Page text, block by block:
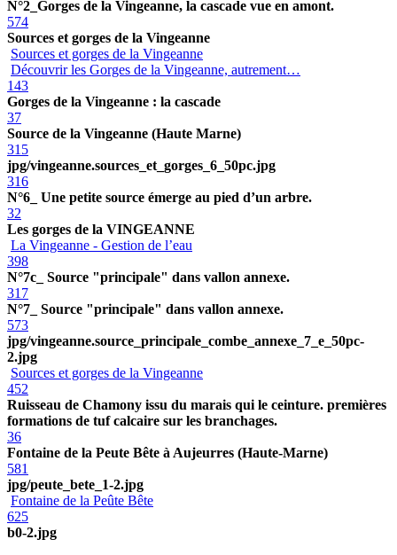
N°2_Gorges de la Vingeanne, la cascade vue en amont.
574
Sources et gorges de la Vingeanne
Sources et gorges de la Vingeanne
Découvrir les Gorges de la Vingeanne, autrement…
143
Gorges de la Vingeanne : la cascade
37
Source de la Vingeanne (Haute Marne)
315
jpg/vingeanne.sources_et_gorges_6_50pc.jpg
316
N°6_ Une petite source émerge au pied d’un arbre.
32
Les gorges de la VINGEANNE
La Vingeanne - Gestion de l’eau
398
N°7c_ Source "principale" dans vallon annexe.
317
N°7_ Source "principale" dans vallon annexe.
573
jpg/vingeanne.source_principale_combe_annexe_7_e_50pc-
2.jpg
Sources et gorges de la Vingeanne
452
Ruisseau de Chamony issu du marais qui le ceinture. premières
formations de tuf calcaire sur les branchages.
36
Fontaine de la Peute Bête à Aujeurres (Haute-Marne)
581
jpg/peute_bete_1-2.jpg
Fontaine de la Peûte Bête
625
b0-2.jpg